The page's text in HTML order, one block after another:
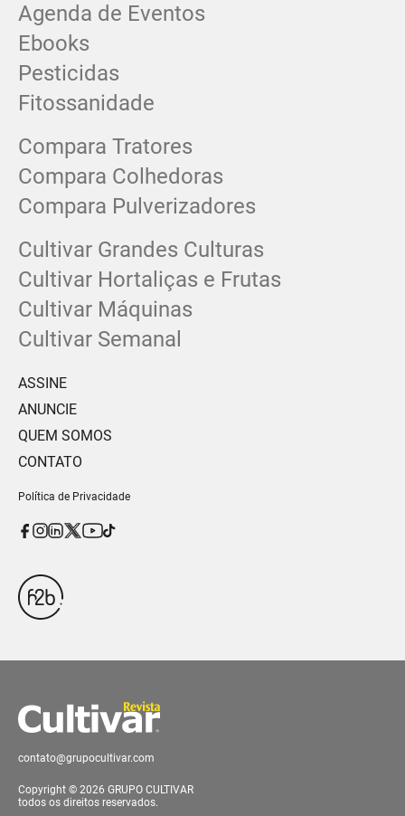
Agenda de Eventos
Ebooks
Pesticidas
Fitossanidade
Compara Tratores
Compara Colhedoras
Compara Pulverizadores
Cultivar Grandes Culturas
Cultivar Hortaliças e Frutas
Cultivar Máquinas
Cultivar Semanal
ASSINE
ANUNCIE
QUEM SOMOS
CONTATO
Política de Privacidade
contato@grupocultivar.com
Copyright © 2026 GRUPO CULTIVAR
todos os direitos reservados.